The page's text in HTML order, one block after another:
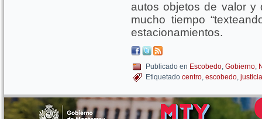
autos objetos de valor y
mucho tiempo
estacionamientos.
Publicado en Escobedo, Gobierno,
Etiquetado centro, escobedo,